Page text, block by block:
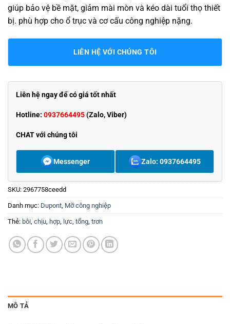
giúp bảo vệ bề mặt, giảm mài mòn và kéo dài tuổi thọ thiết
bị. phù hợp cho ổ trục và cơ cấu công nghiệp nặng.
LIÊN HỆ VỚI CHÚNG TÔI
Liên hệ ngay để có giá tốt nhất
Hotline: 0937664495(Zalo, Viber)
CHAT với chúng tôi
Messenger Zalo: 0937664495
SKU: 2967758ceedd
Danh mục: Dupont, Mỡ công nghiệp
Thẻ: bôi, chịu, hợp, lực, tổng, trơn
MÔ TẢ